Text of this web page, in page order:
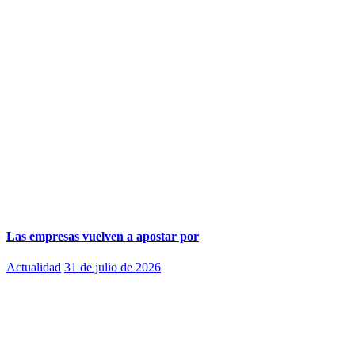
Las empresas vuelven a apostar por
Actualidad 31 de julio de 2026